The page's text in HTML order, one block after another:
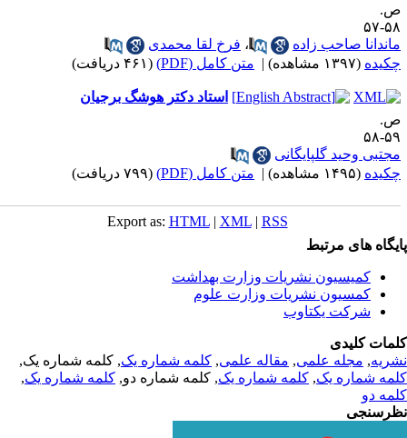
۵۷
صاحب زاده
،فرخ لقا محمدی
(۱۳۹۷ مشاهده) | متن کامل (PDF) (۴۶۱ دریافت)
استاد دکتر هوشگ برجیان
۵۸
وحید گلپایگانی
(۱۴۹۵ مشاهده) | متن کامل (PDF) (۷۹۹ دریافت)
Export as:HTML |XML|RSS
های مرتبط
کمیسیون نشریات وزارت بهداشت
کمسیون نشریات وزارت علوم
شرکت یکتاوب
کلیدی
,مجله علمی, مقاله علمی, کلمه شماره یک, کلمه شماره یک,
شماره یک,کلمه شماره یک, کلمه شماره دو,کلمه شماره یک,
دو